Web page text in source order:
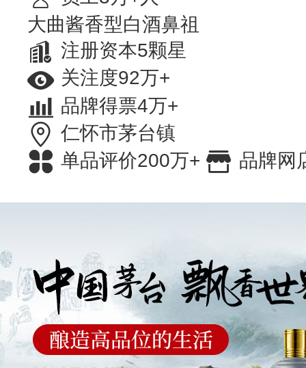
大曲酱香型白酒鼻祖
注册资本5颗星
关注度92万+
品牌得票4万+
仁怀市茅台镇
单品评价200万+
品牌网